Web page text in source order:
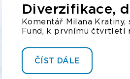
Diverzifikace,
Komentář Milana
Fund, k prvnímu čtvrtletí
ČÍST DÁLE